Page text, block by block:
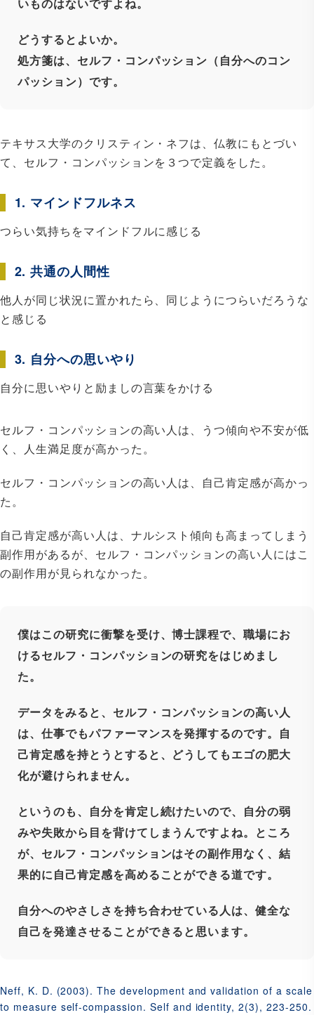
どうするとよいか。
処方箋は、セルフ・コンパッション（自分へのコン
パッション）です。
テキサス大学のクリスティン・ネフは、仏教にもとづい
て、セルフ・コンパッションを３つで定義をした。
1. マインドフルネス
つらい気持ちをマインドフルに感じる
2. 共通の人間性
他人が同じ状況に置かれたら、同じようにつらいだろうな
と感じる
3. 自分への思いやり
自分に思いやりと励ましの言葉をかける
セルフ・コンパッションの高い人は、うつ傾向や不安が低
く、人生満足度が高かった。
セルフ・コンパッションの高い人は、自己肯定感が高かっ
た。
自己肯定感が高い人は、ナルシスト傾向も高まってしまう
副作用があるが、セルフ・コンパッションの高い人にはこ
の副作用が見られなかった。
僕はこの研究に衝撃を受け、博士課程で、職場にお
けるセルフ・コンパッションの研究をはじめまし
た。
データをみると、セルフ・コンパッションの高い人
は、仕事でもパファーマンスを発揮するのです。自
己肯定感を持とうとすると、どうしてもエゴの肥大
化が避けられません。
というのも、自分を肯定し続けたいので、自分の弱
みや失敗から目を背けてしまうんですよね。ところ
が、セルフ・コンパッションはその副作用なく、結
果的に自己肯定感を高めることができる道です。
自分へのやさしさを持ち合わせている人は、健全な
自己を発達させることができると思います。
Neff, K. D. (2003). The development and validation of a scale
to measure self-compassion. Self and identity, 2(3), 223-250.